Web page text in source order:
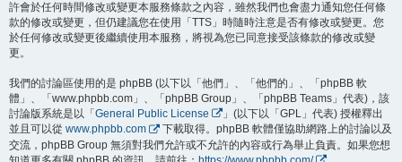
許會於任何時間修改或變更本服務條款之內容，雖然我們也會盡力通知您任何條
款的修改或變更，但仍建議您在使用「TTS」時隨時注意是否有修改或變更。您
於任何修改或變更後繼續使用本服務，將視為您已同意接受該條款的修改或變
更。
我們的討論區使用的是 phpBB (以下以「他們」、「他們的」、「phpBB 軟
體」、「www.phpbb.com」、「phpBB Group」、「phpBB Teams」代表)，該
討論版系統是以「 General Public License
」(以下以「GPL」代表) 授權釋出
並且可以從 www.phpbb.com
下載取得。phpBB 軟體僅協助網路上的討論以及
交流，phpBB Group 無須對我們允許或不允許的內容或行為舉止負責。如果您想